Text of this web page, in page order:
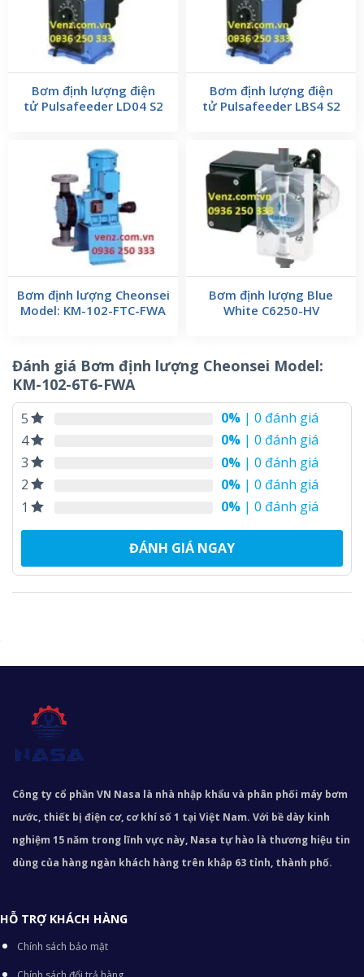
Bơm định lượng điện
tử Pulsafeeder LD04 S2
Bơm định lượng điện
tử Pulsafeeder LBS4 S2
Bơm định lượng Cheonsei
Model: KM-102-FTC-FWA
Bơm định lượng Blue
White C6250-HV
Đánh giá Bơm định lượng Cheonsei Model:
KM-102-6T6-FWA
5 0% | 0 đánh giá
4
0% | 0 đánh giá
3
0% | 0 đánh giá
2
0% | 0 đánh giá
1
0% | 0 đánh giá
ĐÁNH GIÁ NGAY
Công ty cổ phần VN Nasa là nhà nhập khẩu và phân phối máy bơm
nước, thiết bị điện cơ, cơ khí số 1 tại Việt Nam. Với bề dày kinh
nghiệm 15 năm trong lĩnh vực này, Nasa tự hào là thương hiệu tin
dùng của hàng ngàn khách hàng trên khắp 63 tỉnh, thành phố.
HỖ TRỢ KHÁCH HÀNG
Chính sách bảo mật